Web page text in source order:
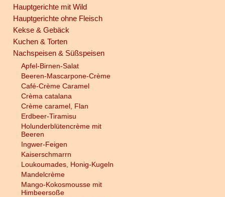
Hauptgerichte mit Wild
Hauptgerichte ohne Fleisch
Kekse & Gebäck
Kuchen & Torten
Nachspeisen & Süßspeisen
Apfel-Birnen-Salat
Beeren-Mascarpone-Crème
Café-Crème Caramel
Crèma catalana
Crème caramel, Flan
Erdbeer-Tiramisu
Holunderblütencrème mit
Beeren
Ingwer-Feigen
Kaiserschmarrn
Loukoumades, Honig-Kugeln
Mandelcrème
Mango-Kokosmousse mit
Himbeersoße